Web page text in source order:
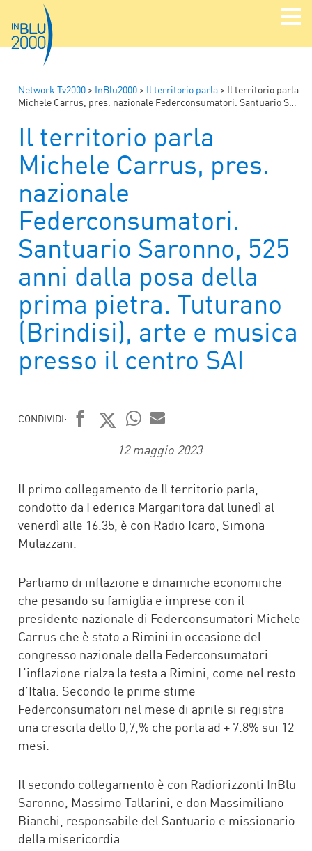
Network Tv2000 > InBlu2000 > Il territorio parla > Il territorio parla
Michele Carrus, pres. nazionale Federconsumatori. Santuario Saronno, 525 anni dalla posa della prima pietra. Tuturano (Brindisi), arte e musica presso il centro SAI
Il territorio parla
Michele Carrus, pres.
nazionale
Federconsumatori.
Santuario Saronno, 525
anni dalla posa della
prima pietra. Tuturano
(Brindisi), arte e musica
presso il centro SAI
CONDIVIDI:
FACEBOOK
TWITTER
WHATSAPP
MAIL
12 maggio 2023
Il primo collegamento de Il territorio parla,
condotto da Federica Margaritora dal lunedì al
venerdì alle 16.35, è con Radio Icaro, Simona
Mulazzani.
Parliamo di inflazione e dinamiche economiche
che pesando su famiglia e imprese con il
presidente nazionale di Federconsumatori Michele
Carrus che è stato a Rimini in occasione del
congresso nazionale della Federconsumatori.
L’inflazione rialza la testa a Rimini, come nel resto
d’Italia. Secondo le prime stime
Federconsumatori nel mese di aprile si registra
una crescita dello 0,7,% che porta ad + 7.8% sui 12
mesi.
Il secondo collegamento è con Radiorizzonti InBlu
Saronno, Massimo Tallarini, e don Massimiliano
Bianchi, responsabile del Santuario e missionario
della misericordia.